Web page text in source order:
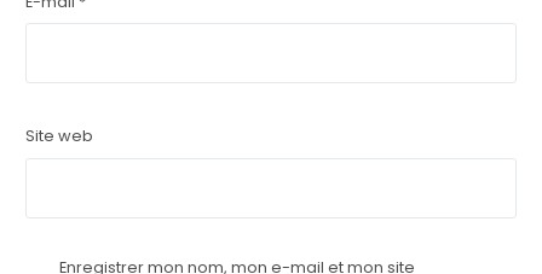
Site web
Enregistrer mon nom, mon e-mail et mon site